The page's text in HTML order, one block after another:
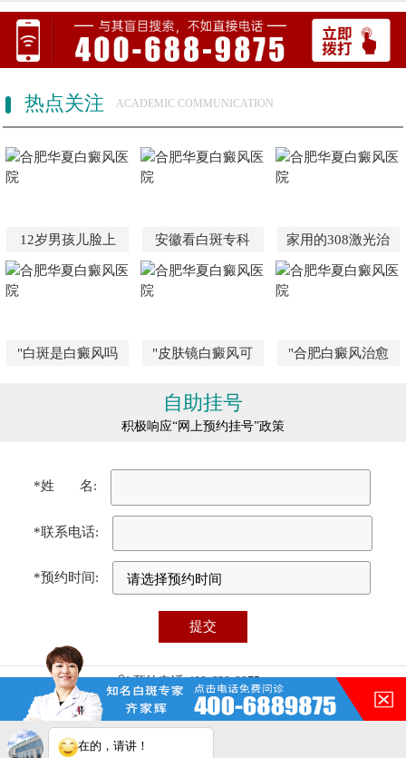
热点关注 ACADEMIC COMMUNICATION
12岁男孩儿脸上 安徽看白斑专科 家用的308激光治
"白斑是白癜风吗 "皮肤镜白癜风可 "合肥白癜风治愈
自助挂号
积极响应“网上预约挂号”政策
*姓 名:
*联系电话:
*预约时间:
预约电话:400-688-9875
医院地址:合肥市瑶海区铜陵路87号（铜陵路与裕溪路交叉口）
门诊时间:08:00 - 17:00
免责声明：本站图/文均来自于网络收集，仅供病友参考，不作为医疗诊
在的，请讲！